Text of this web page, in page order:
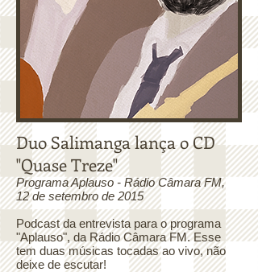
Duo Salimanga lança o CD
"Quase Treze"
Programa Aplauso - Rádio Câmara FM,
12 de setembro de 2015
Podcast da entrevista para o programa
"Aplauso", da Rádio Câmara FM. Esse
tem duas músicas tocadas ao vivo, não
deixe de escutar!